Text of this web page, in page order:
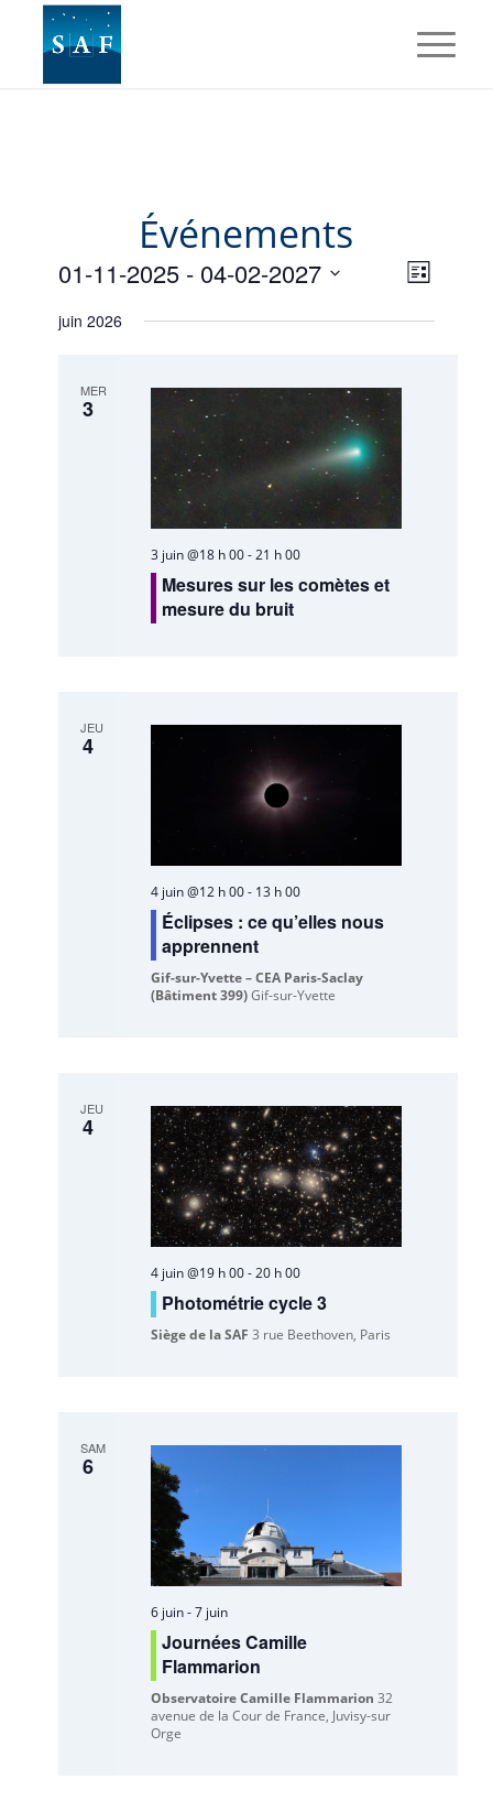
Événements
de
vues
Liste
01-11-2025 - 04-02-2027
une
juin 2026
MER
3
3 juin @18 h 00-21 h 00
Mesures sur les comètes et
mesure du bruit
JEU
4
4 juin @12 h 00- 13 h 00
Éclipses : ce qu’elles nous
apprennent
Gif-sur-Yvette – CEA Paris-Saclay
(Bâtiment 399)Gif-sur-Yvette
JEU
4
4 juin @19 h 00-20 h 00
Photométrie cycle 3
Siège de la SAF3 rue Beethoven, Paris
SAM
6
6 juin-7 juin
Journées Camille
Flammarion
Observatoire Camille Flammarion32
avenue de la Cour de France, Juvisy-sur
Orge